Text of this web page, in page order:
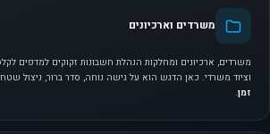
משרדים וארכיונים
משרדים, ארכיונים ומחלקות הנהלת חשבונות זקוקים למדפים
וציוד משרדי. כאן הדגש הוא על גישה נוחה, סדר ברור, ניצול שטח
זמן.